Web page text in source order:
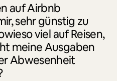
auf Airbnb
sehr günstig zu
viel auf Reisen,
meine Ausgaben
Abwesenheit